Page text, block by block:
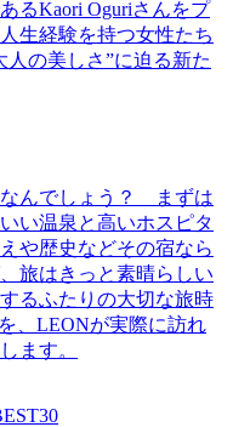
るKaori Oguriさんをプ
生経験を持つ女性たち
の美しさ”に迫る新た
んでしょう？ まずは
い温泉と高いホスピタ
や歴史などその宿なら
旅はきっと素晴らしい
るふたりの大切な旅時
、LEONが実際に訪れ
ます。